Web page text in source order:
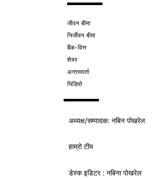
जीवन बीमा
निर्जीवन बीमा
बैंक-वित्त
शेयर
अन्तरवार्ता
भिडियो
अध्यक्ष/सम्पादक: नबिन पोखरेल
हाम्रो टीम
डेस्क इडिटर : नबिना पोखरेल